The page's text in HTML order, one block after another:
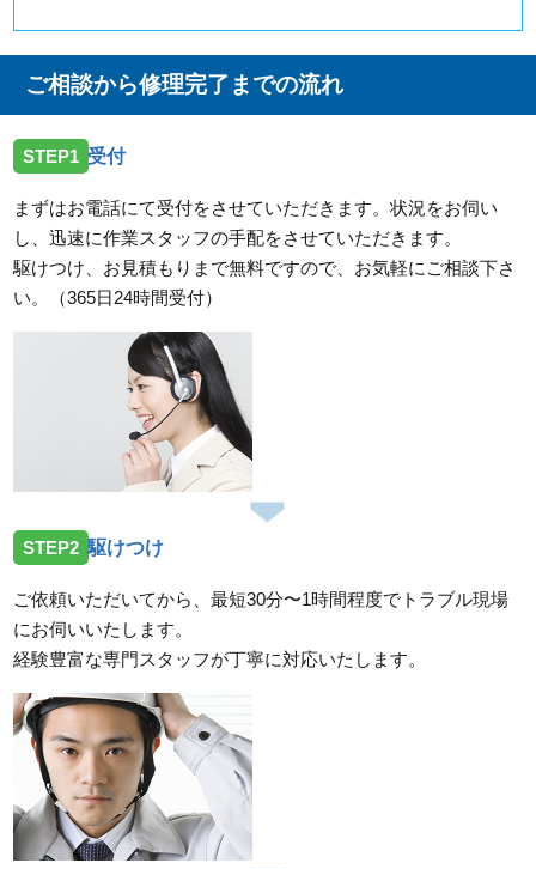
ご相談から修理完了までの流れ
STEP1 受付
まずはお電話にて受付をさせていただきます。状況をお伺い
し、迅速に作業スタッフの手配をさせていただきます。
駆けつけ、お見積もりまで無料ですので、お気軽にご相談下さ
い。（365日24時間受付）
STEP2 駆けつけ
ご依頼いただいてから、最短30分〜1時間程度でトラブル現場
にお伺いいたします。
経験豊富な専門スタッフが丁寧に対応いたします。